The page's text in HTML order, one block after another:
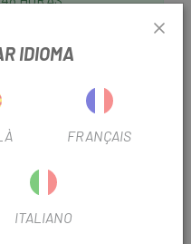
estimados al elegir
IDIOMA
FRANÇAIS
ITALIANO